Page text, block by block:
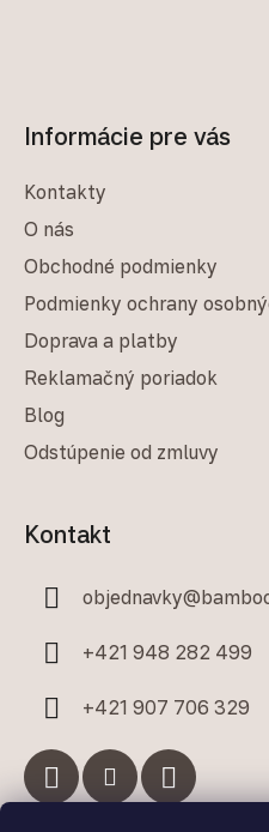
Informácie pre vás
Kontakty
O nás
Obchodné podmienky
Podmienky ochrany
Doprava a platby
Reklamačný poriadok
Blog
Odstúpenie od zmluvy
Kontakt
objednavky@
+421 948 282 499
+421 907 706 329